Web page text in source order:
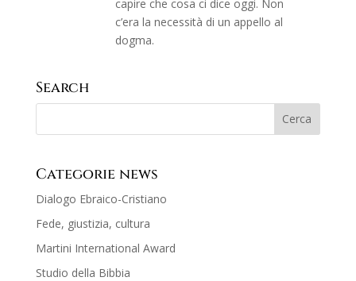
capire che cosa ci dice oggi. Non
c’era la necessità di un appello al
dogma.
Search
Categorie news
Dialogo Ebraico-Cristiano
Fede, giustizia, cultura
Martini International Award
Studio della Bibbia